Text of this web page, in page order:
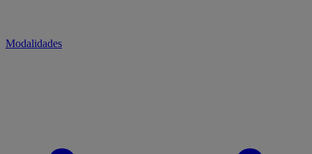
Modalidades